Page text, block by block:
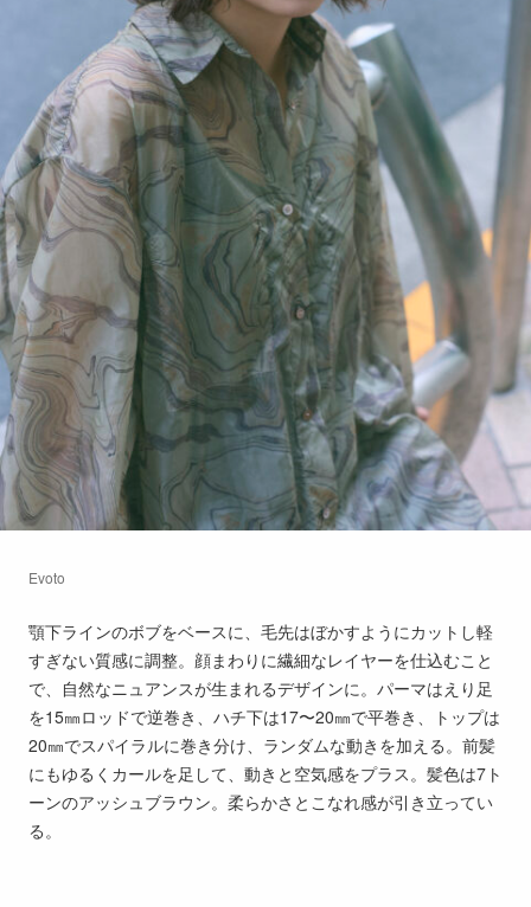
Evoto
顎下ラインのボブをベースに、毛先はぼかすようにカットし軽
すぎない質感に調整。顔まわりに繊細なレイヤーを仕込むこと
で、自然なニュアンスが生まれるデザインに。パーマはえり足
を15㎜ロッドで逆巻き、ハチ下は17〜20㎜で平巻き、トップは
20㎜でスパイラルに巻き分け、ランダムな動きを加える。前髪
にもゆるくカールを足して、動きと空気感をプラス。髪色は7ト
ーンのアッシュブラウン。柔らかさとこなれ感が引き立ってい
る。